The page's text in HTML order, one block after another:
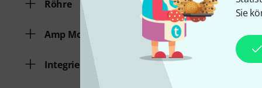
Sie
Röhre
Amp Modeling
Integrierte Effekte